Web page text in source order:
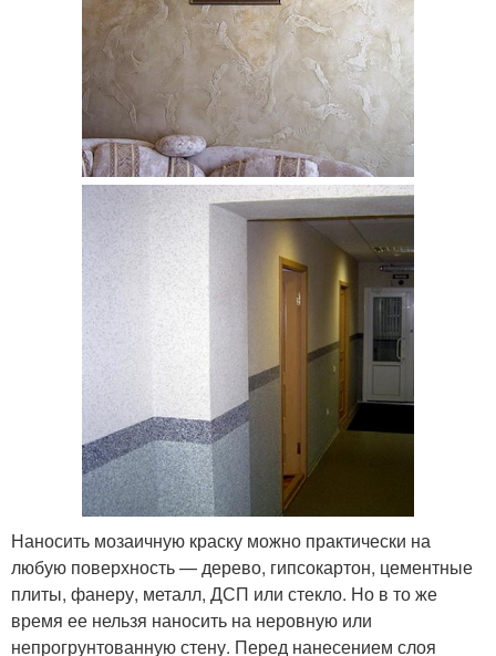
Наносить мозаичную краску можно практически на
любую поверхность — дерево, гипсокартон, цементные
плиты, фанеру, металл, ДСП или стекло. Но в то же
время ее нельзя наносить на неровную или
непрогрунтованную стену. Перед нанесением слоя